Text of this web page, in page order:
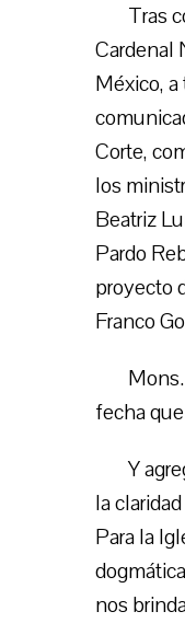
Tras
Cardenal
México,
Corte,
los
Beatriz
Pardo
proyecto
Franco
fecha
Y
la
Para la
nos